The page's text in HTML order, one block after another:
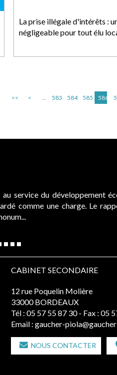
La prise illégale d'intérêts :
négligeable pour tout élu
<< < ... 583 584 585 586
service du développement
comme une charge. Le
CABINET SECONDAIRE
12 rue Poquelin Molière
33000 BORDEAUX
Tél : 05 57 55 87 30 - Fax : 05
Email : gaucher-
NOUS CONTACTER